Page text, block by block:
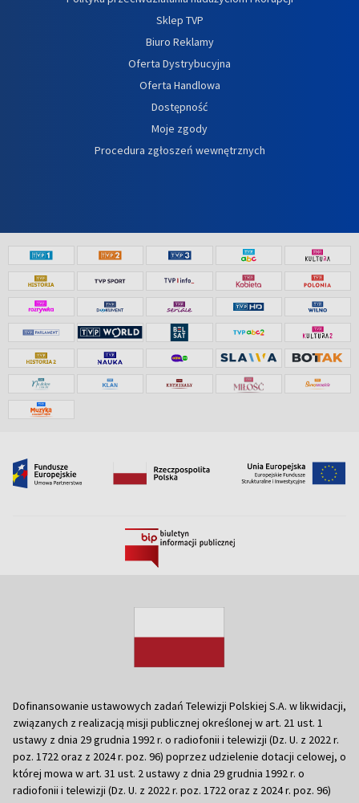
Sklep TVP
Biuro Reklamy
Oferta Dystrybucyjna
Oferta Handlowa
Dostępność
Moje zgody
Procedura zgłoszeń wewnętrznych
Dofinansowanie ustawowych zadań Telewizji Polskiej S.A. w likwidacji,
związanych z realizacją misji publicznej określonej w art. 21 ust. 1
ustawy z dnia 29 grudnia 1992 r. o radiofonii i telewizji (Dz. U. z 2022 r.
poz. 1722 oraz z 2024 r. poz. 96) poprzez udzielenie dotacji celowej, o
której mowa w art. 31 ust. 2 ustawy z dnia 29 grudnia 1992 r. o
radiofonii i telewizji (Dz. U. z 2022 r. poz. 1722 oraz z 2024 r. poz. 96)